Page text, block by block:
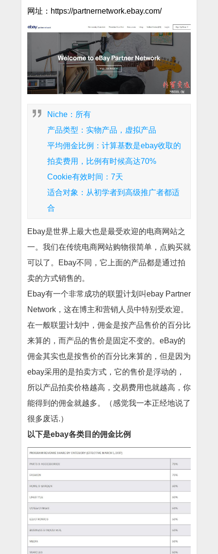
网址：https://partnernetwork.ebay.com/
Niche：所有
产品类型：实物产品，虚拟产品
平均佣金比例：计算基数是ebay收取的
拍卖费用，比例有时候高达70%
Cookie有效时间：7天
适合对象：从初学者到高级推广者都适
合
Ebay是世界上最大也是最受欢迎的电商网站之
一。我们在传统电商网站购物很简单，点购买就
可以了。Ebay不同，它上面的产品都是通过拍
卖的方式销售的。
Ebay有一个非常成功的联盟计划叫ebay Partner
Network，这在博主和营销人员中特别受欢迎。
在一般联盟计划中，佣金是按产品售价的百分比
来算的，而产品的售价是固定不变的。eBay的
佣金其实也是按售价的百分比来算的，但是因为
ebay采用的是拍卖方式，它的售价是浮动的，
所以产品拍卖价格越高，交易费用也就越高，你
能得到的佣金就越多。（感觉我一本正经地说了
很多废话.）
以下是ebay各类目的佣金比例